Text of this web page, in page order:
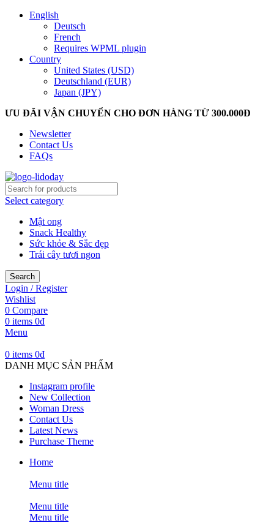
English
Deutsch
French
Requires WPML plugin
Country
United States (USD)
Deutschland (EUR)
Japan (JPY)
ƯU ĐÃI VẬN CHUYỂN CHO ĐƠN HÀNG TỪ 300.000Đ
Newsletter
Contact Us
FAQs
Select category
Mật ong
Snack Healthy
Sức khỏe & Sắc đẹp
Trái cây tươi ngon
Search
Login / Register
Wishlist
0 Compare
0 items 0₫
Menu
0 items 0₫
DANH MỤC SẢN PHẨM
Instagram profile
New Collection
Woman Dress
Contact Us
Latest News
Purchase Theme
Home
Menu title
Menu title
Menu title